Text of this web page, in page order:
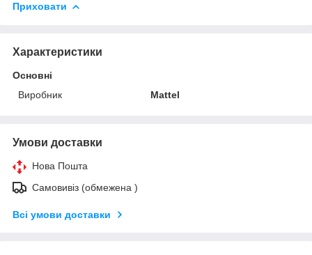
Приховати
Характеристики
Основні
Виробник
Mattel
Умови доставки
Нова Пошта
Самовивіз (обмежена )
Всі умови доставки